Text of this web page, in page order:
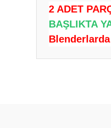
2 ADET
BAŞLIKTA
Blenderlarda